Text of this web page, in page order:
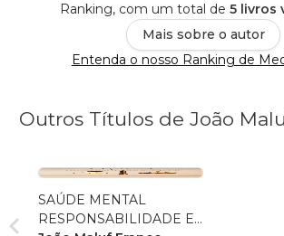
Ranking, com um total de 5 livros
Mais sobre o autor
Entenda o nosso Ranking de
Outros Títulos de João
SAÚDE MENTAL
RESPONSABILIDADE E